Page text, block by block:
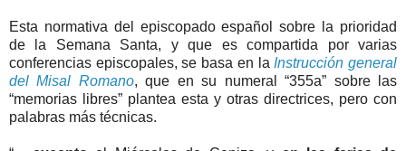
Esta normativa del episcopado español sobre la prioridad
de la Semana Santa, y que es compartida por varias
conferencias episcopales, se basa en la Instrucción general
del Misal Romano, que en su numeral “355a” sobre las
“memorias libres” plantea esta y otras directrices, pero con
palabras más técnicas.